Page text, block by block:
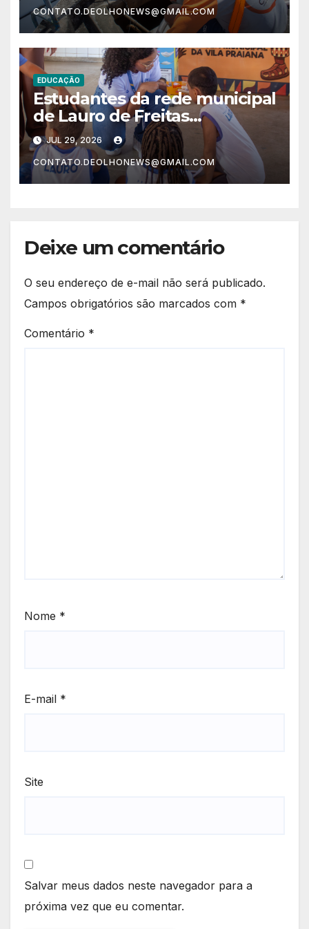
CONTATO.DEOLHONEWS@GMAIL.COM
EDUCAÇÃO
Estudantes da rede municipal
de Lauro de Freitas
aprendem a interpretar
rótulos e fazer escolhas mais
saudáveis
JUL 29, 2026
CONTATO.DEOLHONEWS@GMAIL.COM
Deixe um comentário
O seu endereço de e-mail não será publicado.
Campos obrigatórios são marcados com *
Comentário *
Nome *
E-mail *
Site
Salvar meus dados neste navegador para a
próxima vez que eu comentar.